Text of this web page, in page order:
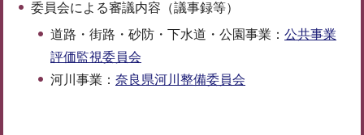
委員会による審議内容（議事録等）
道路・街路・砂防・下水道・公園事業： 公共事業
評価監視委員会
河川事業： 奈良県河川整備委員会